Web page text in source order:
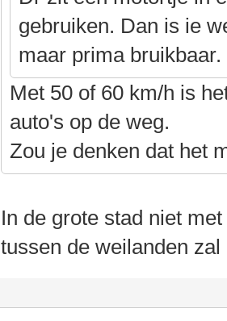
gebruiken. Dan is ie
maar prima bruikbaar.
Met 50 of 60 km/h is
auto's op de weg.
Zou je denken dat het
In de grote stad niet
tussen de weilanden